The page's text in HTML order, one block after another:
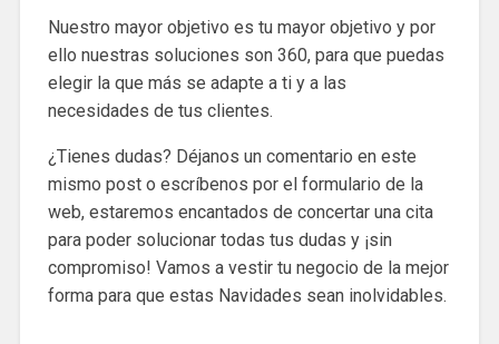
Nuestro mayor objetivo es tu mayor objetivo y por
ello nuestras soluciones son 360, para que puedas
elegir la que más se adapte a ti y a las
necesidades de tus clientes.
¿Tienes dudas? Déjanos un comentario en este
mismo post o escríbenos por el formulario de la
web, estaremos encantados de concertar una cita
para poder solucionar todas tus dudas y ¡sin
compromiso! Vamos a vestir tu negocio de la mejor
forma para que estas Navidades sean inolvidables.